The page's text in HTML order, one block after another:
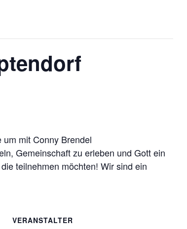
mit Conny Brendel
Gemeinschaft zu erleben und Gott ein
teilnehmen möchten! Wir sind ein
VERANSTALTER